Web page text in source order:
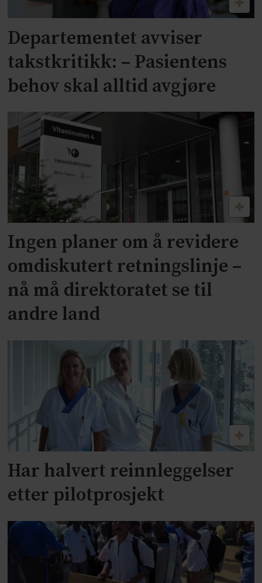
Departementet avviser
takstkritikk: – Pasientens
behov skal alltid avgjøre
Ingen planer om å revidere
omdiskutert retningslinje –
nå må direktoratet se til
andre land
Har halvert reinnleggelser
etter pilotprosjekt